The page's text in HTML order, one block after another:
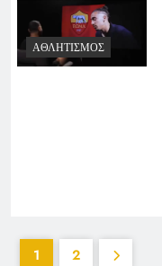
ΑΘΛΗΤΙΣΜΌΣ
1 2